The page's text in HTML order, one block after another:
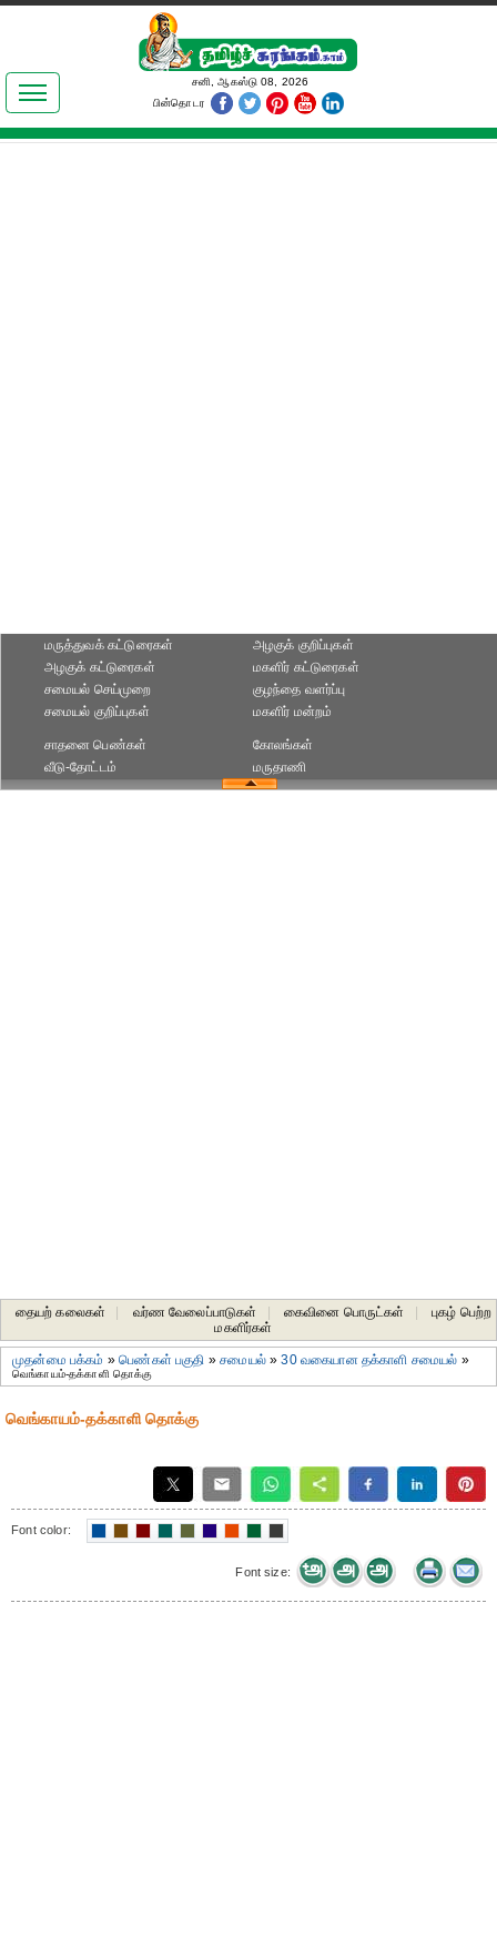
இலக்கியங்கள்
தமிழ் உலகம்
சனி, ஆகஸ்டு 08, 2026
பின்தொடர
மருத்துவக் கட்டுரைகள்
அழகுக் கட்டுரைகள்
அழகுக் குறிப்புகள்
மகளிர் கட்டுரைகள்
சமையல் செய்முறை
சமையல் குறிப்புகள்
குழந்தை வளர்ப்பு
மகளிர் மன்றம்
சாதனை பெண்கள்
வீடு-தோட்டம்
கோலங்கள்
மருதாணி
தையற் கலைகள் வர்ண வேலைப்பாடுகள் கைவினை பொருட்கள்
புகழ் பெற்ற
மகளிர்கள்
முதன்மை பக்கம் »பெண்கள் பகுதி »சமையல்»30 வகையான தக்காளி சமையல் »
வெங்காயம்-தக்காளி தொக்கு
வெங்காயம்-தக்காளி தொக்கு
Font color:
Font size: